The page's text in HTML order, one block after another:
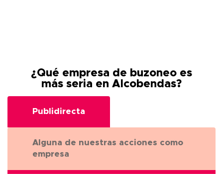
¿Qué empresa de buzoneo es
más seria en Alcobendas?
Publidirecta
Alguna de nuestras acciones como
empresa